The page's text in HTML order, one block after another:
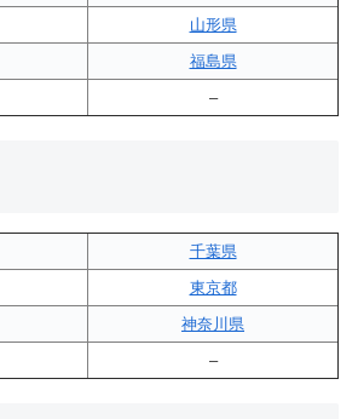
山形県
福島県
–
千葉県
東京都
神奈川県
–